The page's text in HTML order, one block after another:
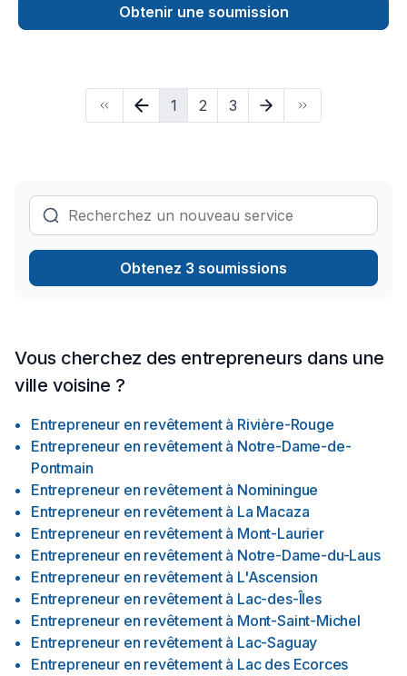
Obtenir une soumission
1 2 3
Obtenez 3 soumissions
Vous cherchez des entrepreneurs dans une
ville voisine ?
Entrepreneur en revêtement à Rivière-Rouge
Entrepreneur en revêtement à Notre-Dame-de-
Pontmain
Entrepreneur en revêtement à Nominingue
Entrepreneur en revêtement à La Macaza
Entrepreneur en revêtement à Mont-Laurier
Entrepreneur en revêtement à Notre-Dame-du-Laus
Entrepreneur en revêtement à L'Ascension
Entrepreneur en revêtement à Lac-des-Îles
Entrepreneur en revêtement à Mont-Saint-Michel
Entrepreneur en revêtement à Lac-Saguay
Entrepreneur en revêtement à Lac des Ecorces